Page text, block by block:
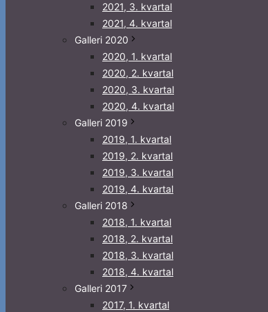
2021, 3. kvartal
2021, 4. kvartal
Galleri 2020
2020, 1. kvartal
2020, 2. kvartal
2020, 3. kvartal
2020, 4. kvartal
Galleri 2019
2019, 1. kvartal
2019, 2. kvartal
2019, 3. kvartal
2019, 4. kvartal
Galleri 2018
2018, 1. kvartal
2018, 2. kvartal
2018, 3. kvartal
2018, 4. kvartal
Galleri 2017
2017, 1. kvartal